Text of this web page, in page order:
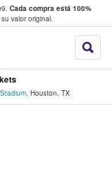
Cada compra está 100%
valor original.
donde
, Houston, TX